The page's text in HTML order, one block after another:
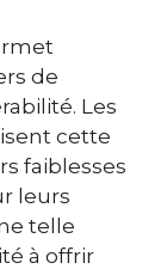
de
Les
cette
faiblesses
leurs
telle
à offrir